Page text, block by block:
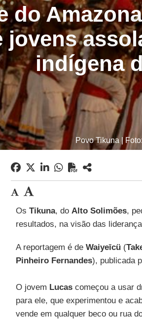
do
jovens
indígena
Povo Tikuna |
Os Tikuna, do Alto Solimões,
resultados, na visão das
A reportagem é de Waiyeīcü(
Pinheiro Fernandes), publicada
O jovem Lucascomeçou a usar
para ele, que experimentou e
vende em qualquer beco ou rua